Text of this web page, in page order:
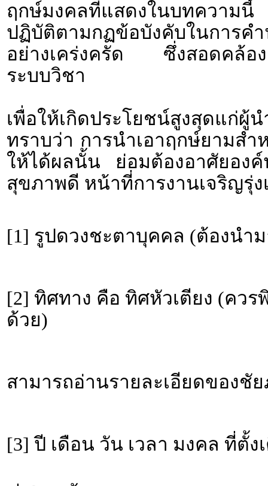
ฤกษ์มงคลที่แสดงในบทความ
ปฏิบัติตามกฏข้อบังคับในก
อย่างเคร่งครัด ซึ่งสอดคล้อง
ระบบวิชา
เพื่อให้เกิดประโยชน์สูงสุดแก่
ทราบว่า การนำเอาฤกษ์ยามสำ
ให้ได้ผลนั้น ย่อมต้องอาศัยอง
สุขภาพดี หน้าที่การงานเจริญรุ่ง
[1] รูปดวงชะตาบุคคล (ต้องนำ
[2] ทิศทาง คือ ทิศหัวเตียง (คว
ด้วย)
สามารถอ่านรายละเอียดของชั
[3] ปี เดือน วัน เวลา มงคล ที่ตั้ง